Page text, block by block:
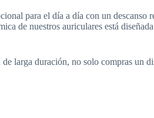
para el día a día con un descanso
de nuestros auriculares está
larga duración, no solo compras un